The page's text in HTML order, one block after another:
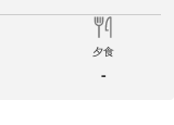
夕食
-